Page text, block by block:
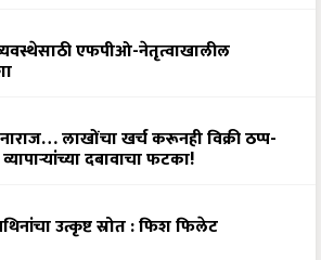
एफपीओ-नेतृत्वाखालील
लाखोंचा खर्च करूनही विक्री ठप्प-
दबावाचा फटका!
उत्कृष्ट स्रोत : फिश फिलेट